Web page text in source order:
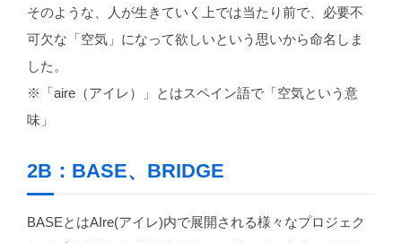
そのような、人が生きていく上では当たり前で、必要不
可欠な「空気」になって欲しいという思いから命名しま
した。
※「aire（アイレ）」とはスペイン語で「空気という意
味」
2B：BASE、BRIDGE
BASEとはAIre(アイレ)内で展開される様々なプロジェク